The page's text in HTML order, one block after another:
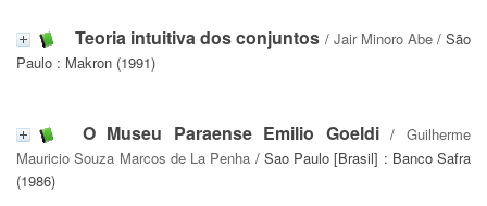
Teoria intuitiva dos conjuntos / Jair Minoro Abe/ São
Paulo : Makron (1991)
O Museu Paraense Emilio Goeldi/Guilherme
Mauricio Souza Marcos de La Penha / Sao Paulo [Brasil] : Banco Safra
(1986)